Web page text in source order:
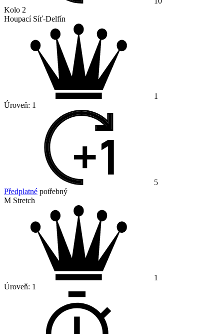
Kolo 2
Houpací Síť-Delfín
1
Úroveň: 1
5
Předplatné potřebný
M Stretch
1
Úroveň: 1